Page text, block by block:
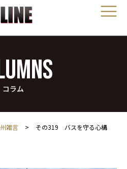
コラム
雑言 >
その319 バスを守る心構